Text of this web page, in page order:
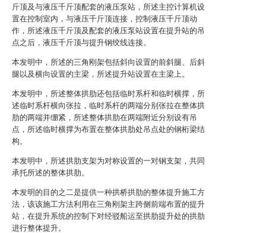
斤顶及与液压千斤顶配套的液压泵站，所述主控计算机设
置在控制室内，与液压千斤顶连接，控制液压千斤顶动
作，所述液压千斤顶及配套的液压泵站设置在提升站的吊
点之后，液压千斤顶与提升钢绞线连接。
本发明中，所述的三角刚架包括斜向设置的前斜腿、后斜
腿以及横向设置的主梁，所述提升站设置在主梁上。
本发明中，所述整体拱肋还包括临时系杆和临时横撑，所
述临时系杆横向张拉，临时系杆的两端分别张拉在整体拱
肋的两端并绷紧，所述整体拱肋在两端附近分别设有吊
点，所述临时横撑为布置在整体拱肋处吊点处的钢桁梁结
构。
本发明中，所述拱肋支架为对称设置的一对钢支架，共同
承托所述的整体拱肋。
本发明的目的之二是提供一种拱桥拱肋的整体提升施工方
法，该该施工方法利用在三角刚架主跨侧前端布置的提升
站，在提升系统的控制下对经驳船运至拱肋提升处的拱肋
进行整体提升。